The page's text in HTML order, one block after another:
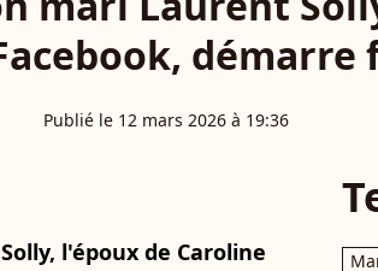
démarre
Publié le 12 mars 2026 à 19:36
l'époux de Caroline